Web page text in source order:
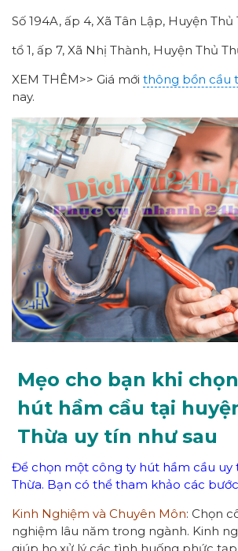
Số 194A, ấp 4, Xã Tân Lập, Huyện Thủ
tổ 1, ấp 7, Xã Nhị Thành, Huyện Thủ
XEM THÊM>> Giá mới thông bồn cầu
nay.
Mẹo cho bạn khi
hút hầm cầu tại
Thừa uy tín như sau
Để chọn một công ty hút hầm cầu uy
Thừa. Bạn có thể tham khảo các
Kinh Nghiệm và Chuyên Môn: Chọn
nghiệm lâu năm trong ngành. Kinh